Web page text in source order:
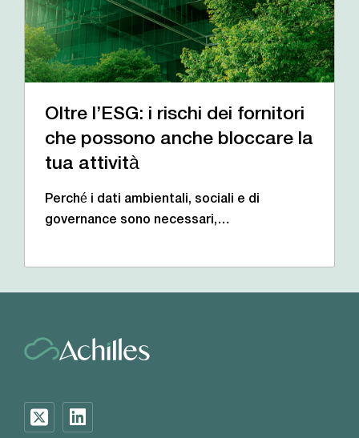
Oltre l’ESG: i rischi dei fornitori
che possono anche bloccare la
tua attività
Perché i dati ambientali, sociali e di
governance sono necessari,…